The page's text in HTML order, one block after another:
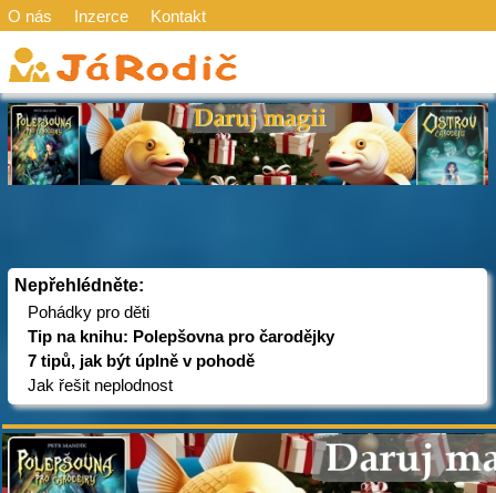
O nás Inzerce Kontakt
Nepřehlédněte:
Pohádky pro děti
Tip na knihu: Polepšovna pro čarodějky
7 tipů, jak být úplně v pohodě
Jak řešit neplodnost